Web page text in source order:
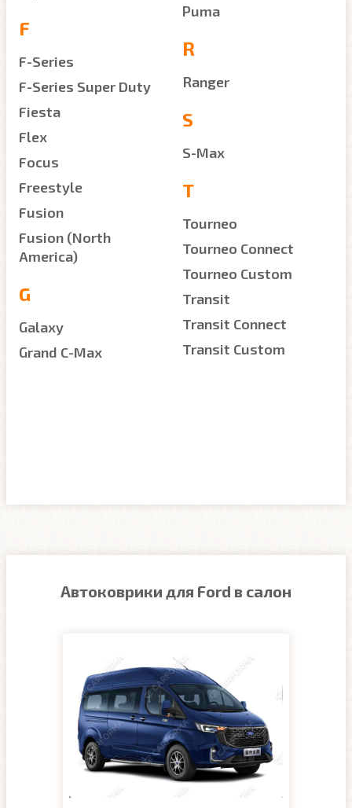
F
F-Series
F-Series Super Duty
Fiesta
Flex
Focus
Freestyle
Fusion
Fusion (North
America)
G
Galaxy
Grand C-Max
Puma
R
Ranger
S
S-Max
T
Tourneo
Tourneo Connect
Tourneo Custom
Transit
Transit Connect
Transit Custom
Автоковрики для Ford в салон